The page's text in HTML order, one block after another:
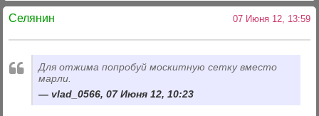
Селянин 07 Июня 12, 13:59
Для отжима попробуй москитную сетку вместо
марли.
vlad_0566, 07 Июня 12, 10:23